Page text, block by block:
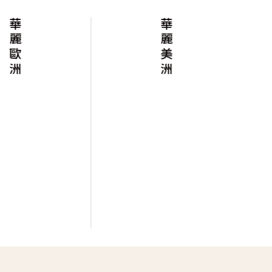
華麗歐洲 華麗美洲